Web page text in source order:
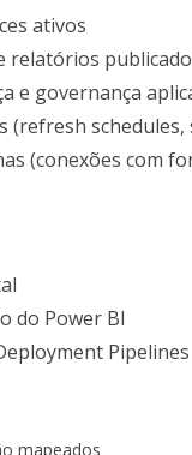
ativos
relatórios
e governança
(refresh
(conexões com
do Power BI
Pipelines
mapeados